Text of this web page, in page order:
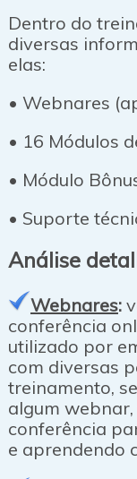
Dentro do
diversas
elas:
• Webnares
• 16 Módulos
• Módulo
• Suporte
Análise
Webnares:
conferência
utilizado por
com diversas
treinamento,
algum
conferência
e aprendendo